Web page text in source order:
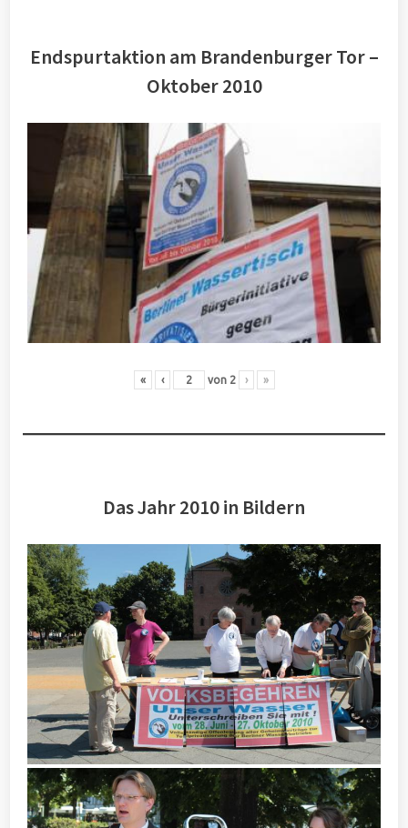
Endspurtaktion am Brandenburger Tor –
Oktober 2010
« ‹ von 2 › »
Das Jahr 2010 in Bildern